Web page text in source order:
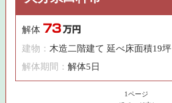
解体 73 万円
建物：木造二階建て 延べ床面積19坪
解体期間：解体5日
1ページ